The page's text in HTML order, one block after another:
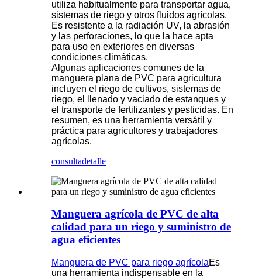
utiliza habitualmente para transportar agua,
sistemas de riego y otros fluidos agrícolas.
Es resistente a la radiación UV, la abrasión
y las perforaciones, lo que la hace apta
para uso en exteriores en diversas
condiciones climáticas.
Algunas aplicaciones comunes de la
manguera plana de PVC para agricultura
incluyen el riego de cultivos, sistemas de
riego, el llenado y vaciado de estanques y
el transporte de fertilizantes y pesticidas. En
resumen, es una herramienta versátil y
práctica para agricultores y trabajadores
agrícolas.
consultadetalle
Manguera agrícola de PVC de alta
calidad para un riego y suministro de
agua eficientes
Manguera de PVC para riego agrícolaEs
una herramienta indispensable en la